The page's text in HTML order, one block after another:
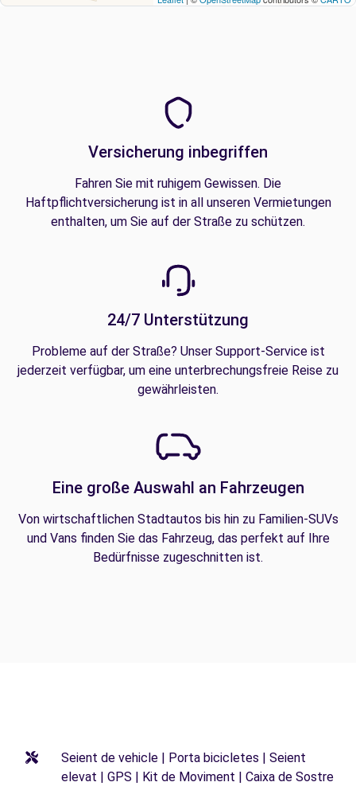
Versicherung inbegriffen
Fahren Sie mit ruhigem Gewissen. Die
Haftpflichtversicherung ist in all unseren Vermietungen
enthalten, um Sie auf der Straße zu schützen.
24/7 Unterstützung
Probleme auf der Straße? Unser Support-Service ist
jederzeit verfügbar, um eine unterbrechungsfreie Reise zu
gewährleisten.
Eine große Auswahl an Fahrzeugen
Von wirtschaftlichen Stadtautos bis hin zu Familien-SUVs
und Vans finden Sie das Fahrzeug, das perfekt auf Ihre
Bedürfnisse zugeschnitten ist.
Seient de vehicle | Porta bicicletes | Seient
elevat | GPS | Kit de Moviment | Caixa de Sostre